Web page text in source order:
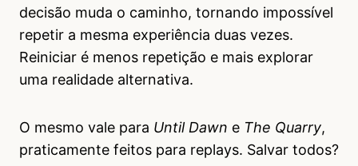
decisão muda o caminho, tornando impossível
repetir a mesma experiência duas vezes.
Reiniciar é menos repetição e mais explorar
uma realidade alternativa.
O mesmo vale para Until Dawn e The Quarry,
praticamente feitos para replays. Salvar todos?